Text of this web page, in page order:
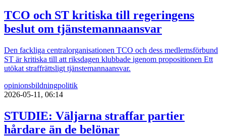
TCO och ST kritiska till regeringens
beslut om tjänstemannaansvar
Den fackliga centralorganisationen TCO och dess medlemsförbund
ST är kritiska till att riksdagen klubbade igenom propositionen Ett
utökat straffrättsligt tjänstemannaansvar.
opinionsbildningpolitik
2026-05-11, 06:14
STUDIE: Väljarna straffar partier
hårdare än de belönar